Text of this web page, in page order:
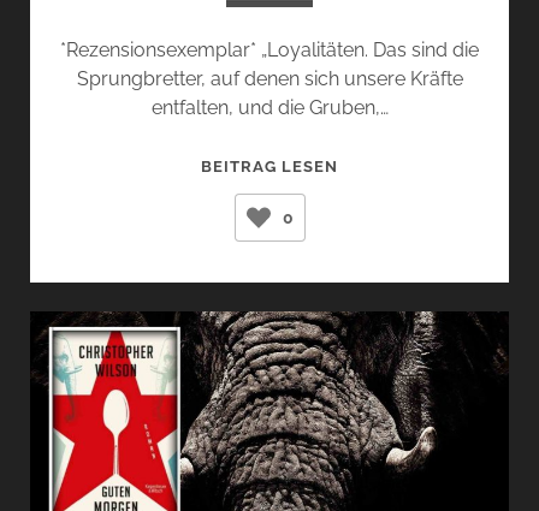
*Rezensionsexemplar* „Loyalitäten. Das sind die
Sprungbretter, auf denen sich unsere Kräfte
entfalten, und die Gruben,…
BEITRAG LESEN
0